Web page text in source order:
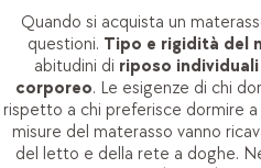
Quando si acquista un
questioni. Tipo e rigidità del
abitudini di riposo individuali
corporeo. Le esigenze di chi
rispetto a chi preferisce dormire a
misure del materasso vanno
del letto e della rete a doghe.